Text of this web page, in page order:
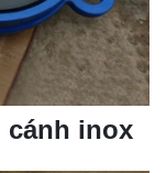
cánh inox